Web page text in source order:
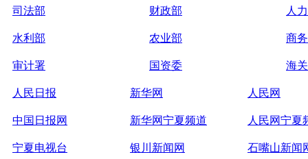
司法部 财政部 人
水利部 农业部 商
审计署 国资委 海
人民日报 新华网 人民网
中国日报网 新华网宁夏频道 人民网宁夏
宁夏电视台 银川新闻网 石嘴山新闻